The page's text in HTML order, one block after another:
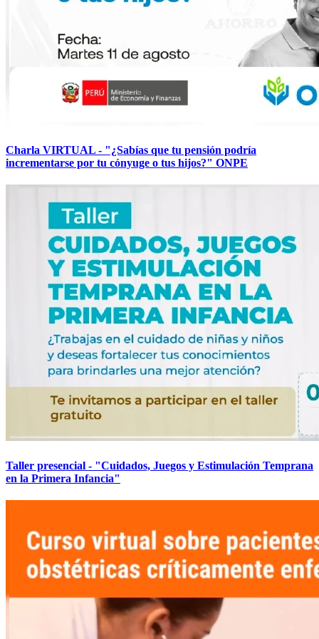
Charla VIRTUAL - "¿Sabías que tu pensión podría
incrementarse por tu cónyuge o tus hijos?" ONPE
Taller presencial - "Cuidados, Juegos y Estimulación Temprana
en la Primera Infancia"